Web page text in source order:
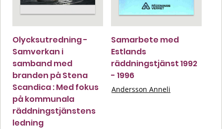
Olycksutredning -
Samverkan i
samband med
branden på Stena
Scandica : Med fokus
på kommunala
räddningstjänstens
ledning
Samarbete med
Estlands
räddningstjänst 1992
- 1996
Andersson Anneli